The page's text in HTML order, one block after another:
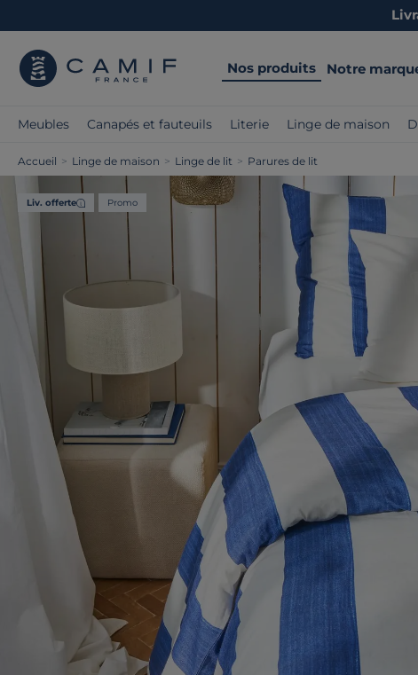
Nos produits Notre
Meubles Canapés et fauteuils Literie Linge de maison
Accueil > Linge de maison > Linge de lit > Parures de lit
Liv. offerte Promo